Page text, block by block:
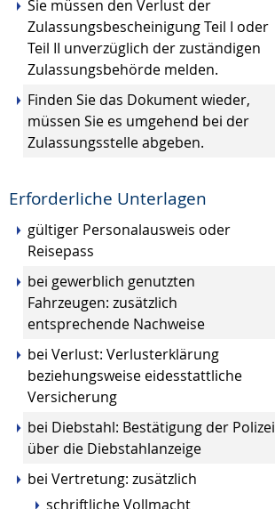
Sie müssen den Verlust der
Zulassungsbescheinigung Teil I oder
Teil II unverzüglich der zuständigen
Zulassungsbehörde melden.
Finden Sie das Dokument wieder,
müssen Sie es umgehend bei der
Zulassungsstelle abgeben.
Erforderliche Unterlagen
gültiger Personalausweis oder
Reisepass
bei gewerblich genutzten
Fahrzeugen: zusätzlich
entsprechende Nachweise
bei Verlust: Verlusterklärung
beziehungsweise eidesstattliche
Versicherung
bei Diebstahl: Bestätigung der Polizei
über die Diebstahlanzeige
bei Vertretung: zusätzlich
schriftliche Vollmacht